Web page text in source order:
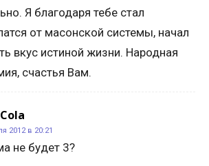
Я благодаря тебе стал
от масонской системы, начал
вкус истиной жизни. Народная
счастья Вам.
2012 в 20:21
не будет 3?